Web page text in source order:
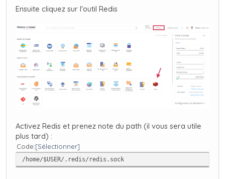
Ensuite cliquez sur l'outil Redis
Activez Redis et prenez note du path (il vous sera utile
plus tard) :
Code Sélectionner
/home/$USER/.redis/redis.sock